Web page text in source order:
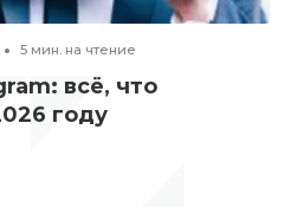
5 мин. на чтение
всё, что
году